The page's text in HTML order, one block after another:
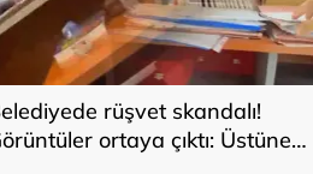
rüşvet skandalı!
ortaya çıktı: Üstüne